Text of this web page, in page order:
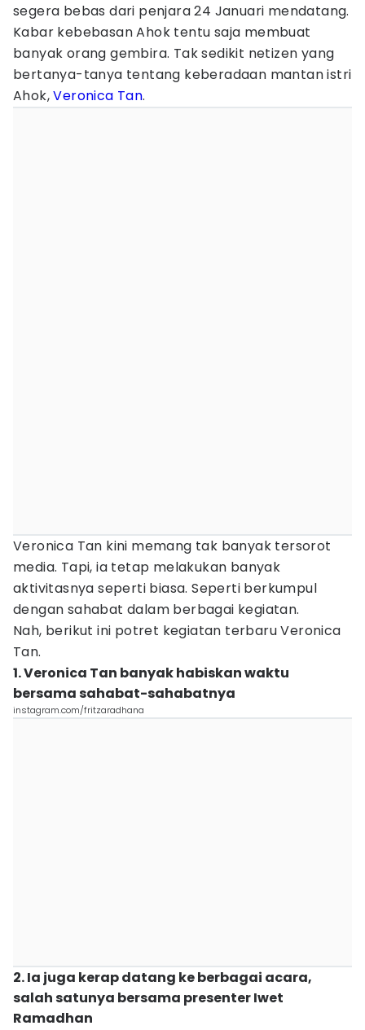
segera bebas dari penjara 24 Januari mendatang.
Kabar kebebasan Ahok tentu saja membuat
banyak orang gembira. Tak sedikit netizen yang
bertanya-tanya tentang keberadaan mantan istri
Ahok,Veronica Tan.
Veronica Tan kini memang tak banyak tersorot
media. Tapi, ia tetap melakukan banyak
aktivitasnya seperti biasa. Seperti berkumpul
dengan sahabat dalam berbagai kegiatan.
Nah, berikut ini potret kegiatan terbaru Veronica
Tan.
1. Veronica Tan banyak habiskan waktu
bersama sahabat-sahabatnya
instagram.com/fritzaradhana
2. Ia juga kerap datang ke berbagai acara,
salah satunya bersama presenter Iwet
Ramadhan